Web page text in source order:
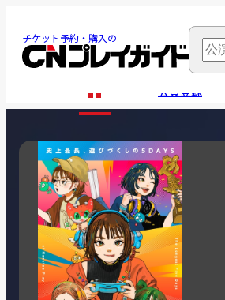
チケット予約・購入の
会員登録